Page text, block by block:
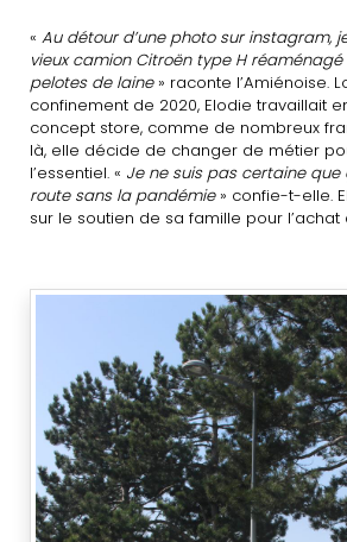
« Au détour d’une photo sur instagram,
vieux camion Citroën type H
pelotes de laine» raconte l’Amiénoise.
confinement de 2020, Elodie travaillait
concept store, comme de nombreux
là, elle décide de changer de métier
l’essentiel. « Je ne suis pas certaine
route sans la pandémie» confie-t-elle.
sur le soutien de sa famille pour